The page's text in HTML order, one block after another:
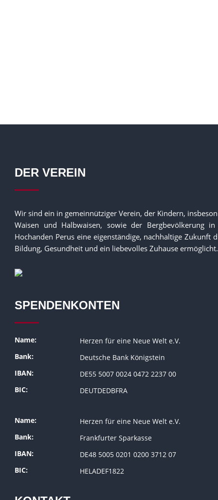
DER VEREIN
Wir sind ein in gemeinnütziger Verein, der Kindern,
Waisen und Halbwaisen, sowie der Bergbevölkerung
Hochanden Perus eine eigenständige, nachhaltige Zukunft
Bildung, Gesundheit und ein liebevolles Zuhause ermöglicht.
SPENDENKONTEN
Name:
Herzen für eine Neue Welt e.V.
Bank:
Deutsche Bank Königstein
IBAN:
DE55 5007 0024 0472 2237 00
BIC:
DEUTDEDBFRA
Name:
Herzen für eine Neue Welt e.V.
Bank:
Frankfurter Sparkasse
IBAN:
DE48 5005 0201 0200 3712 07
BIC:
HELADEF1822